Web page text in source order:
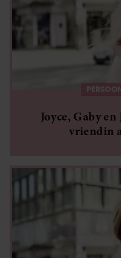
Joyce, Gaby
vriendin